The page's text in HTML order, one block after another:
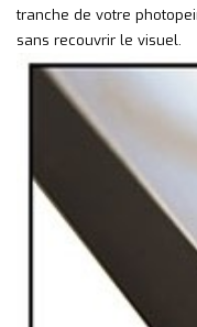
tranche de votre
sans recouvrir le visuel.